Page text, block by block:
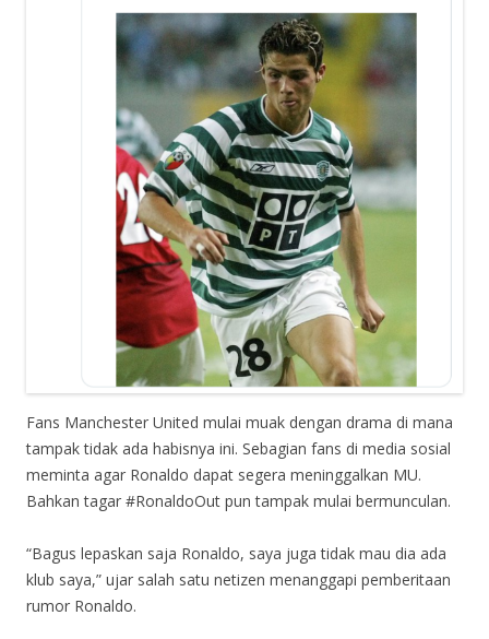
Fans Manchester United mulai muak dengan drama di mana
tampak tidak ada habisnya ini. Sebagian fans di media sosial
meminta agar Ronaldo dapat segera meninggalkan MU.
Bahkan tagar #RonaldoOut pun tampak mulai bermunculan.
“Bagus lepaskan saja Ronaldo, saya juga tidak mau dia ada
klub saya,” ujar salah satu netizen menanggapi pemberitaan
rumor Ronaldo.